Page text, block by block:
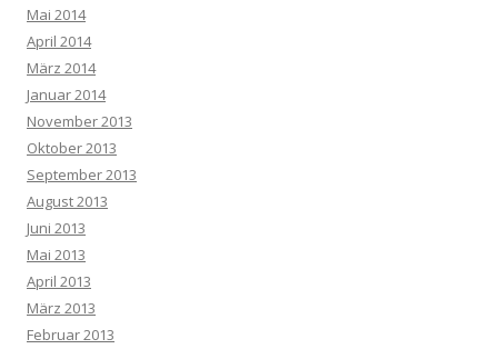
Mai 2014
April 2014
März 2014
Januar 2014
November 2013
Oktober 2013
September 2013
August 2013
Juni 2013
Mai 2013
April 2013
März 2013
Februar 2013